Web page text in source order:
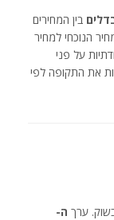
בין המחירים
הנוכחי למחיר
על פני
אך ניתן לשנות את התקופה לפי
ה-